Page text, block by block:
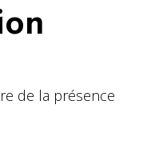
de la présence